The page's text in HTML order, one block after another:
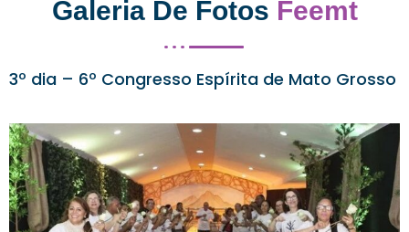
Galeria De Fotos Feemt
3º dia – 6º Congresso Espírita de Mato Grosso